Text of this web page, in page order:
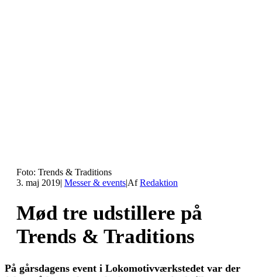
Foto: Trends & Traditions
3. maj 2019| Messer & events|AfRedaktion
Mød tre udstillere på
Trends & Traditions
På gårsdagens event i Lokomotivværkstedet var der